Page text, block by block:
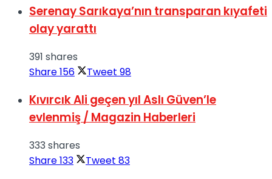
Serenay Sarıkaya’nın transparan kıyafeti
olay yarattı
391 shares
Share156 Tweet 98
Kıvırcık Ali geçen yıl Aslı Güven’le
evlenmiş / Magazin Haberleri
333 shares
Share133 Tweet 83